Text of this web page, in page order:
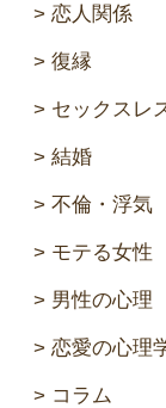
恋人関係
復縁
セックスレ
結婚
不倫・浮気
モテる女性
男性の心理
恋愛の心理
コラム